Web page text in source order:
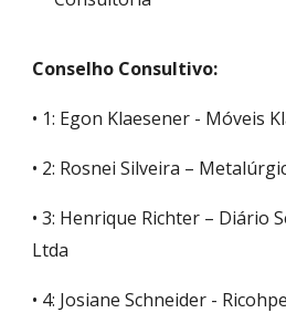
Conselho Consultivo:
• 1: Egon Klaesener - Móveis
• 2: Rosnei Silveira –
• 3: Henrique Richter – Diário
Ltda
• 4: Josiane Schneider -